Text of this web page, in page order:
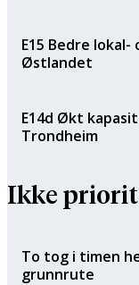
E15 Bedre
Østlandet
E14d Økt
Trondheim
Ikke
To tog i timen
grunnrute